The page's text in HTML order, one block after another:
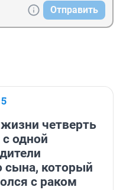
Отправить
четверть
одной
сына, который
с раком